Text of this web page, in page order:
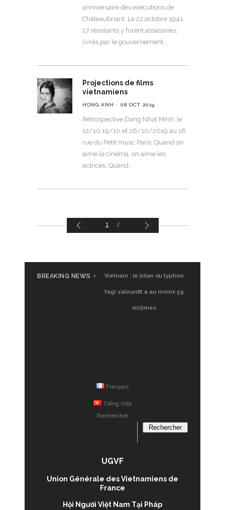
anniversaire des exécutions de
Châteaubriant. Le 22 octobre 1941,
27 résistants y furent assassinés,
livrés par le gouvernement
Projections de films
vietnamiens
HONG ANH 08 OCT 2019
Rétrospective Dang Nhat Minh, le
12/10,19/10 et 26/10/2019 au 16
rue du Petit musc Paris. Quand on
aime le cinéma, on aime les
actrices. Quand
1 2
BREAKING NEWS Vietnam : le bilan du typhon
Yagi s’alourdit à au moins 59
victimes
Français
Tiếng Việt
Rechercher
Rechercher
UGVF
Union Générale des Vietnamiens de
France
Hội Người Việt Nam Tại Pháp